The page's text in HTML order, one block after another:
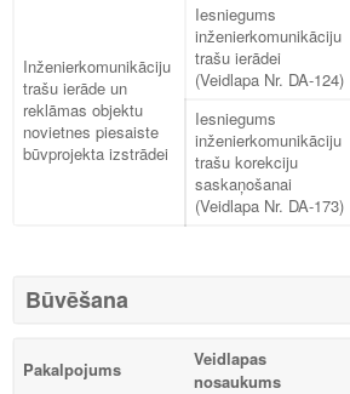
Inženierkomunikāciju
trašu ierāde un
reklāmas objektu
novietnes piesaiste
būvprojekta izstrādei
Iesniegums
inženierkomunikāciju
trašu ierādei
(Veidlapa Nr. DA-124)
Iesniegums
inženierkomunikāciju
trašu korekciju
saskaņošanai
(Veidlapa Nr. DA-173)
Būvēšana
Pakalpojums
Veidlapas
nosaukums